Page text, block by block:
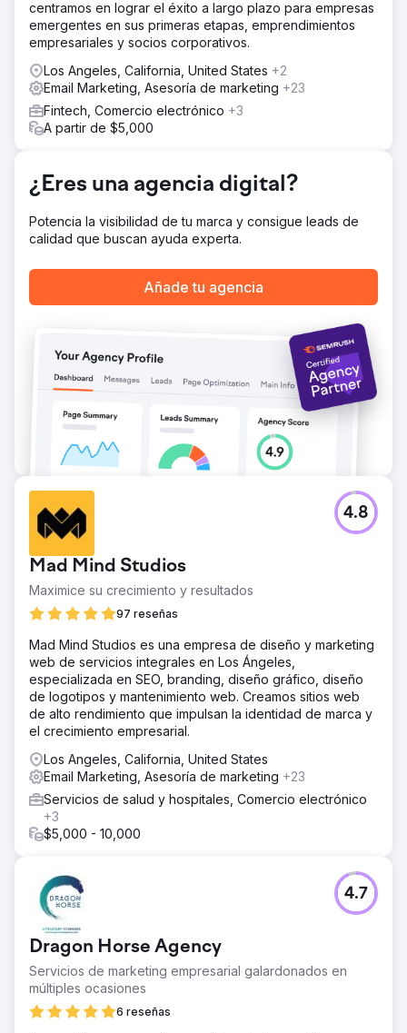
El resultado
Generamos un ROAS 9 veces mayor en todas las
campañas de medios pagos y al mismo tiempo
aumentamos las conversiones del sitio en un 65 % en 9
meses, respectivamente.
Ir a la página de la agencia
centramos en lograr el éxito a largo plazo para empresas
emergentes en sus primeras etapas, emprendimientos
empresariales y socios corporativos.
Los Angeles, California, United States +2
Email Marketing, Asesoría de marketing +23
Fintech, Comercio electrónico +3
A partir de $5,000
¿Eres una agencia digital?
Potencia la visibilidad de tu marca y consigue leads de
calidad que buscan ayuda experta.
Añade tu agencia
Mad Mind Studios
Maximice su crecimiento y resultados
97 reseñas
4.8
Mad Mind Studios es una empresa de diseño y marketing
web de servicios integrales en Los Ángeles,
especializada en SEO, branding, diseño gráfico, diseño
de logotipos y mantenimiento web. Creamos sitios web
de alto rendimiento que impulsan la identidad de marca y
el crecimiento empresarial.
Los Angeles, California, United States
Email Marketing, Asesoría de marketing +23
Servicios de salud y hospitales, Comercio electrónico
+3
$5,000 - 10,000
Dragon Horse Agency
Servicios de marketing empresarial galardonados en
múltiples ocasiones
6 reseñas
4.7